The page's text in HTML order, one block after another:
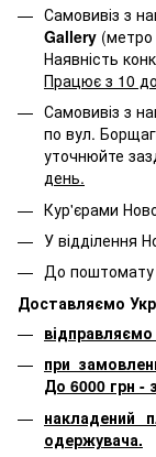
Самовивіз з
Gallery
Наявність
Працює з 10
Самовивіз з
по вул.
уточнюйте
день.
Кур'єрами
У відділення
До поштомату
Доставляємо
при
До 6000 грн -
накладений
одержувача.